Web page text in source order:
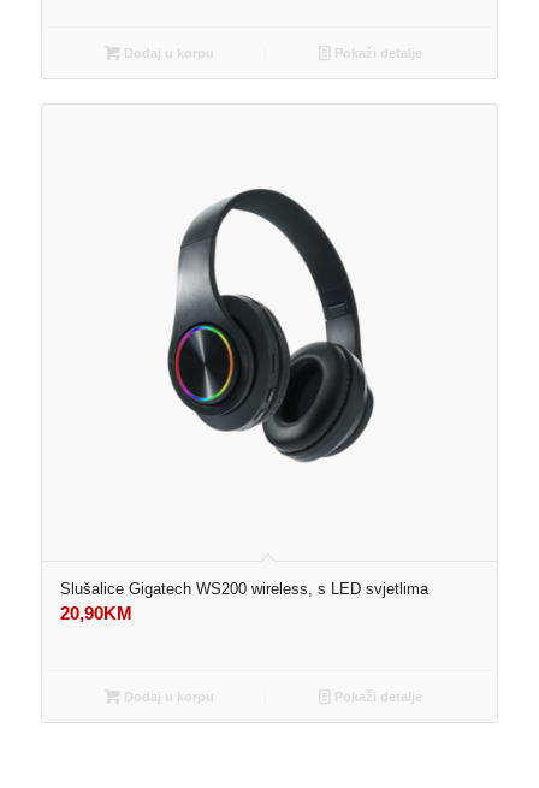
Dodaj u korpu Pokaži detalje
Slušalice Gigatech WS200 wireless, s LED svjetlima
20,90KM
Dodaj u korpu Pokaži detalje